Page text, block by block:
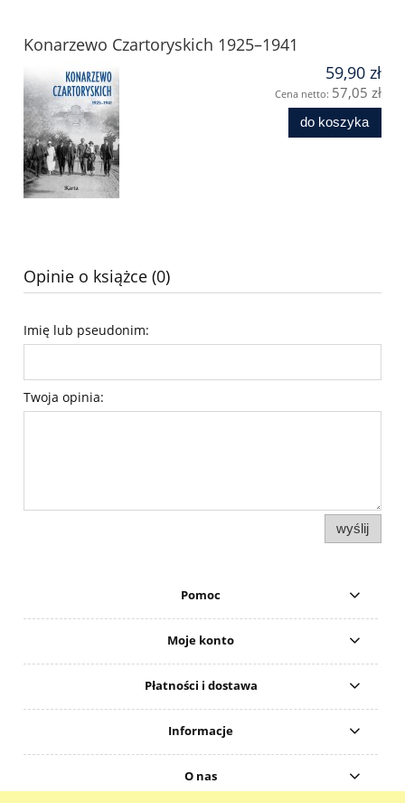
Konarzewo Czartoryskich 1925–1941
59,90 zł
Cena netto: 57,05 zł
do koszyka
Opinie o książce (0)
Imię lub pseudonim:
Twoja opinia:
wyślij
Pomoc
Moje konto
Płatności i dostawa
Informacje
O nas